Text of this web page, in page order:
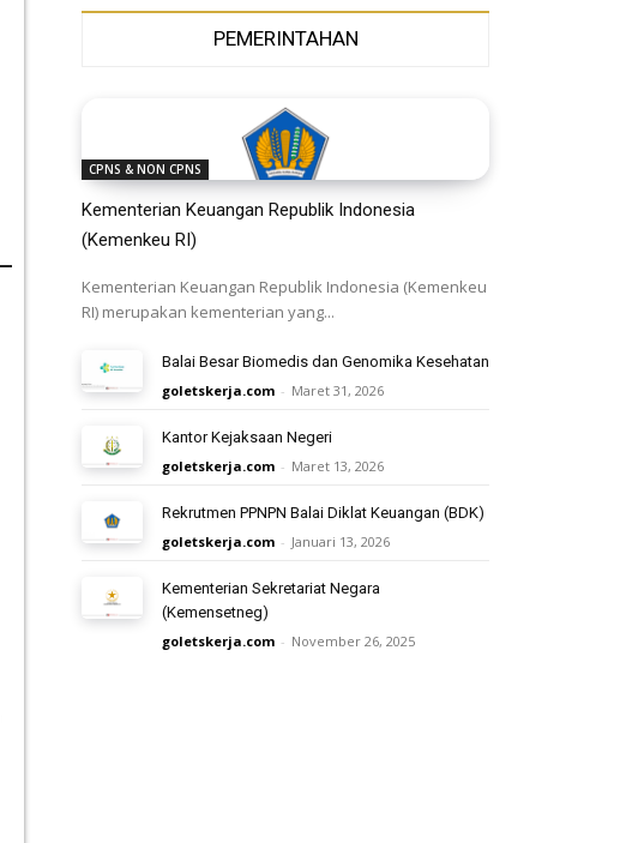
PEMERINTAHAN
CPNS & NON CPNS
Kementerian Keuangan Republik Indonesia
(Kemenkeu RI)
Kementerian Keuangan Republik Indonesia (Kemenkeu
RI) merupakan kementerian yang...
Balai Besar Biomedis dan Genomika Kesehatan
goletskerja.com - Maret 31, 2026
Kantor Kejaksaan Negeri
goletskerja.com - Maret 13, 2026
Rekrutmen PPNPN Balai Diklat Keuangan (BDK)
goletskerja.com - Januari 13, 2026
Kementerian Sekretariat Negara
(Kemensetneg)
goletskerja.com - November 26, 2025